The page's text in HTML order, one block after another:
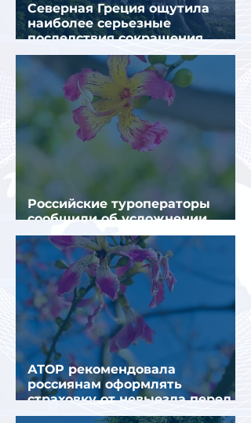
Северная Греция ощутила
наиболее серьезные
последствия сокращения
турпотока из России
Российские туроператоры
сообщили об усложнении
получения виз в Грецию
АТОР рекомендовала
россиянам оформлять
страховку от невыезда перед
поездкой в Грецию